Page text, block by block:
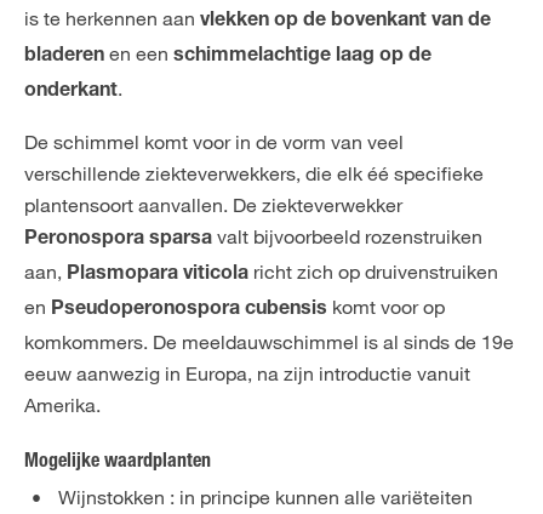
is te herkennen aan vlekken op de bovenkant van de
bladeren en een schimmelachtige laag op de
onderkant.
De schimmel komt voor in de vorm van veel
verschillende ziekteverwekkers, die elk éé specifieke
plantensoort aanvallen. De ziekteverwekker
Peronospora sparsa valt bijvoorbeeld rozenstruiken
aan, Plasmopara viticola richt zich op druivenstruiken
en Pseudoperonospora cubensis komt voor op
komkommers. De meeldauwschimmel is al sinds de 19e
eeuw aanwezig in Europa, na zijn introductie vanuit
Amerika.
Mogelijke waardplanten
Wijnstokken : in principe kunnen alle variëteiten